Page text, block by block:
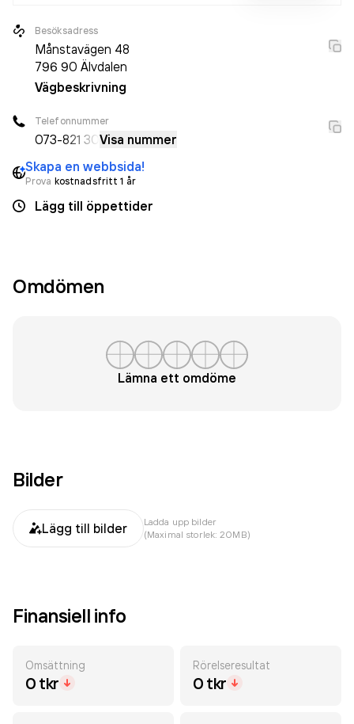
Besöksadress
Månstavägen 48
796 90 Älvdalen
Vägbeskrivning
Telefonnummer
073-821 30 Visa nummer
Skapa en webbsida!
Prova kostnadsfritt 1 år
Lägg till öppettider
Omdömen
Lämna ett omdöme
Bilder
Lägg till bilder
Ladda upp bilder
(Maximal storlek: 20MB)
Finansiell info
Omsättning
0 tkr
Rörelseresultat
0 tkr